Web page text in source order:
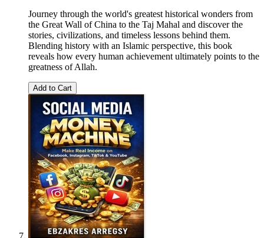
Journey through the world's greatest historical wonders from
the Great Wall of China to the Taj Mahal and discover the
stories, civilizations, and timeless lessons behind them.
Blending history with an Islamic perspective, this book
reveals how every human achievement ultimately points to the
greatness of Allah.
Add to Cart